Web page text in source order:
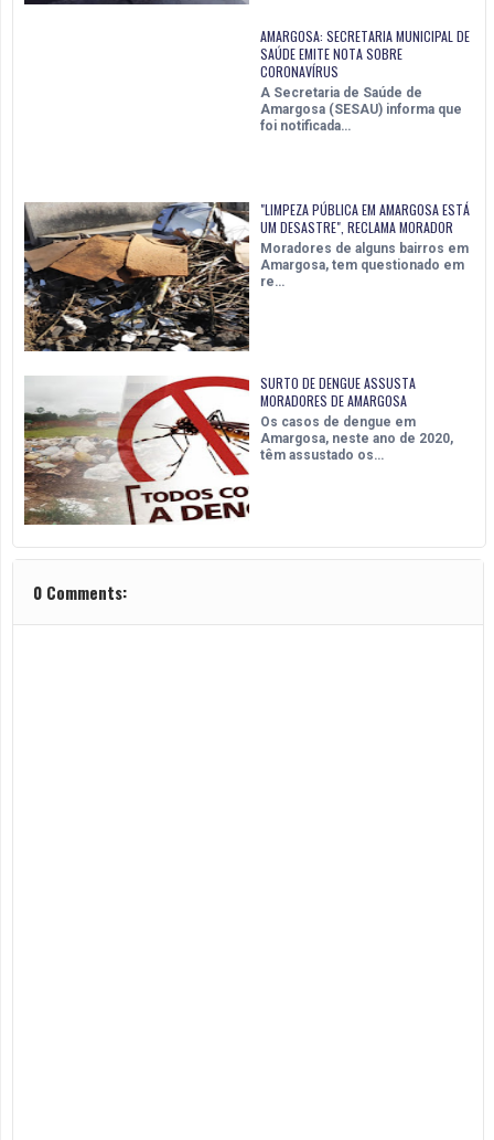
AMARGOSA: SECRETARIA MUNICIPAL DE
SAÚDE EMITE NOTA SOBRE
CORONAVÍRUS
A Secretaria de Saúde de
Amargosa (SESAU) informa que
foi notificada…
"LIMPEZA PÚBLICA EM AMARGOSA ESTÁ
UM DESASTRE", RECLAMA MORADOR
Moradores de alguns bairros em
Amargosa, tem questionado em
re…
SURTO DE DENGUE ASSUSTA
MORADORES DE AMARGOSA
Os casos de dengue em
Amargosa, neste ano de 2020,
têm assustado os…
0 Comments: